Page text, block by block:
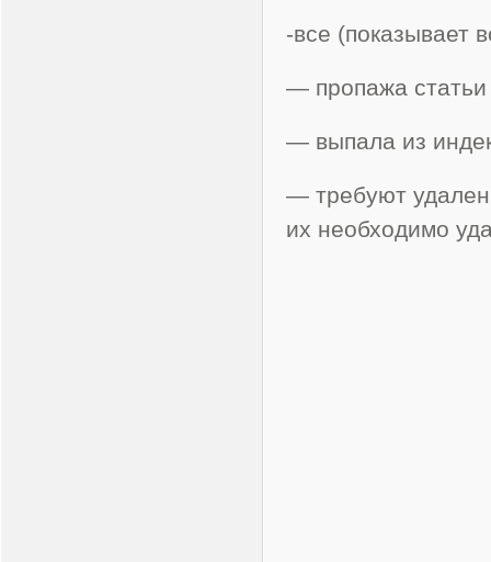
-все (показывает
— пропажа
— выпала из
— требуют
их необходимо